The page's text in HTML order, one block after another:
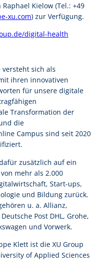
Kielow (Tel.: +49
xu.com) zur Verfügung.
digital-health
versteht sich als
ihren innovativen
für unsere digitale
Transformation der
die
Campus sind seit 2020
zusätzlich auf ein
mehr als 2.000
Start-ups,
und Bildung zurück.
u. a. Allianz,
Post DHL, Grohe,
und Vorwerk.
Klett ist die XU Group
of Applied Sciences